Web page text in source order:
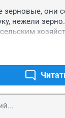
зерновые, они
нежели